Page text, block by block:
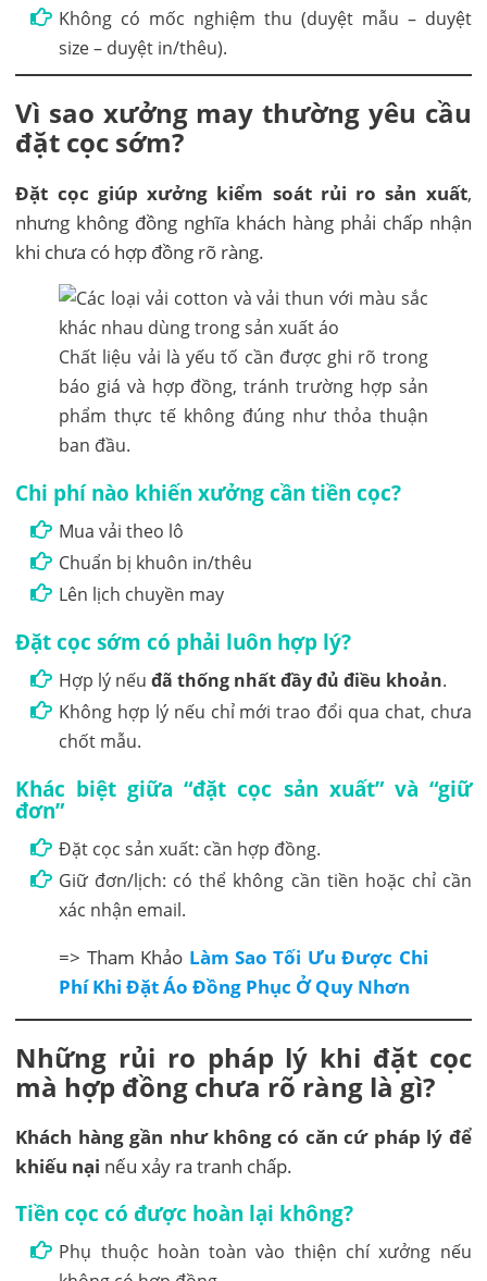
Không có mốc nghiệm thu (duyệt mẫu – duyệt
size – duyệt in/thêu).
Vì sao xưởng may thường yêu cầu
đặt cọc sớm?
Đặt cọc giúp xưởng kiểm soát rủi ro sản xuất,
nhưng không đồng nghĩa khách hàng phải chấp nhận
khi chưa có hợp đồng rõ ràng.
Chất liệu vải là yếu tố cần được ghi rõ trong
báo giá và hợp đồng, tránh trường hợp sản
phẩm thực tế không đúng như thỏa thuận
ban đầu.
Chi phí nào khiến xưởng cần tiền cọc?
Mua vải theo lô
Chuẩn bị khuôn in/thêu
Lên lịch chuyền may
Đặt cọc sớm có phải luôn hợp lý?
Hợp lý nếuđã thống nhất đầy đủ điều khoản.
Không hợp lý nếu chỉ mới trao đổi qua chat, chưa
chốt mẫu.
Khác biệt giữa “đặt cọc sản xuất” và “giữ
đơn”
Đặt cọc sản xuất: cần hợp đồng.
Giữ đơn/lịch: có thể không cần tiền hoặc chỉ cần
xác nhận email.
=> Tham Khảo Làm Sao Tối Ưu Được Chi
Phí Khi Đặt Áo Đồng Phục Ở Quy Nhơn
Những rủi ro pháp lý khi đặt cọc
mà hợp đồng chưa rõ ràng là gì?
Khách hàng gần như không có căn cứ pháp lý để
khiếu nại nếu xảy ra tranh chấp.
Tiền cọc có được hoàn lại không?
Phụ thuộc hoàn toàn vào thiện chí xưởng nếu